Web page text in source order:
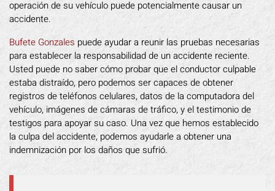
operación de su vehículo puede potencialmente causar un
accidente.
Bufete Gonzales puede ayudar a reunir las pruebas necesarias
para establecer la responsabilidad de un accidente reciente.
Usted puede no saber cómo probar que el conductor culpable
estaba distraído, pero podemos ser capaces de obtener
registros de teléfonos celulares, datos de la computadora del
vehículo, imágenes de cámaras de tráfico, y el testimonio de
testigos para apoyar su caso. Una vez que hemos establecido
la culpa del accidente, podemos ayudarle a obtener una
indemnización por los daños que sufrió.